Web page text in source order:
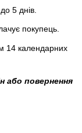
5 днів.
покупець
14 календарних
або повернення